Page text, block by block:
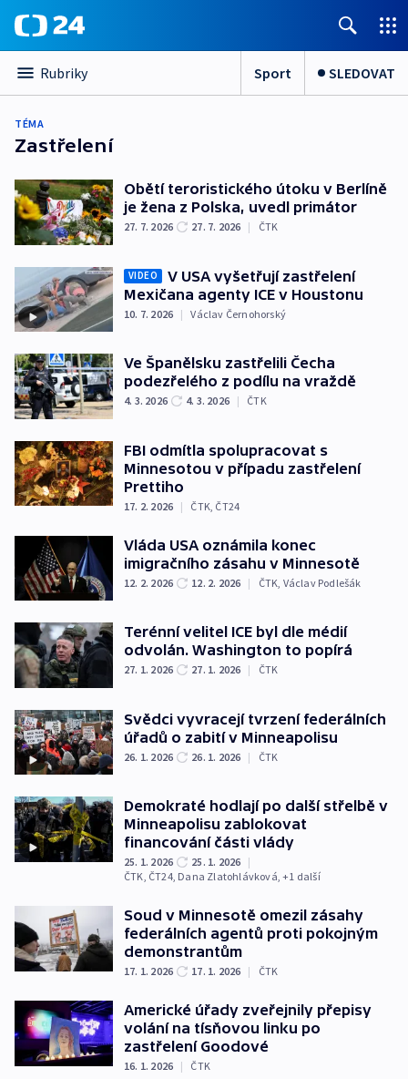
Rubriky Sport SLEDOVAT
TÉMA
Zastřelení
Obětí teroristického útoku v Berlíně
je žena z Polska, uvedl primátor
27. 7. 2026 27. 7. 2026 | ČTK
VIDEO
V USA vyšetřují zastřelení
Mexičana agenty ICE v Houstonu
10. 7. 2026 | Václav Černohorský
Ve Španělsku zastřelili Čecha
podezřelého z podílu na vraždě
4. 3. 2026 4. 3. 2026 | ČTK
FBI odmítla spolupracovat s
Minnesotou v případu zastřelení
Prettiho
17. 2. 2026 | ČTK ČT24
Vláda USA oznámila konec
imigračního zásahu v Minnesotě
12. 2. 2026 12. 2. 2026 | ČTK Václav Podlešák
Terénní velitel ICE byl dle médií
odvolán. Washington to popírá
27. 1. 2026 27. 1. 2026 | ČTK
Svědci vyvracejí tvrzení federálních
úřadů o zabití v Minneapolisu
26. 1. 2026 26. 1. 2026 | ČTK
Demokraté hodlají po další střelbě v
Minneapolisu zablokovat
financování části vlády
25. 1. 2026 25. 1. 2026 |
ČTK, ČT24, Dana Zlatohlávková, +1 další
Soud v Minnesotě omezil zásahy
federálních agentů proti pokojným
demonstrantům
17. 1. 2026 17. 1. 2026 | ČTK
Americké úřady zveřejnily přepisy
volání na tísňovou linku po
zastřelení Goodové
16. 1. 2026 | ČTK